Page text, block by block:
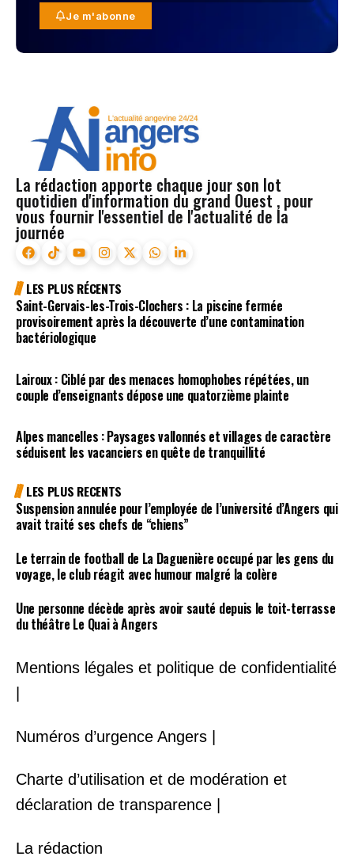
Je m'abonne
La rédaction apporte chaque jour son lot
quotidien d'information du grand Ouest , pour
vous fournir l'essentiel de l'actualité de la
journée
LES PLUS RÉCENTS
Saint-Gervais-les-Trois-Clochers : La piscine fermée
provisoirement après la découverte d’une contamination
bactériologique
Lairoux : Ciblé par des menaces homophobes répétées, un
couple d’enseignants dépose une quatorzième plainte
Alpes mancelles : Paysages vallonnés et villages de caractère
séduisent les vacanciers en quête de tranquillité
LES PLUS RECENTS
Suspension annulée pour l’employée de l’université d’Angers qui
avait traité ses chefs de “chiens”
Le terrain de football de La Daguenière occupé par les gens du
voyage, le club réagit avec humour malgré la colère
Une personne décède après avoir sauté depuis le toit-terrasse
du théâtre Le Quai à Angers
Mentions légales et politique de confidentialité
Numéros d’urgence Angers |
Charte d’utilisation et de modération et
déclaration de transparence |
La rédaction